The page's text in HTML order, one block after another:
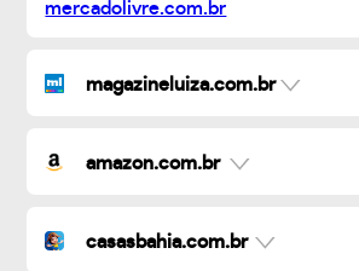
magazineluiza.com.br
amazon.com.br
casasbahia.com.br